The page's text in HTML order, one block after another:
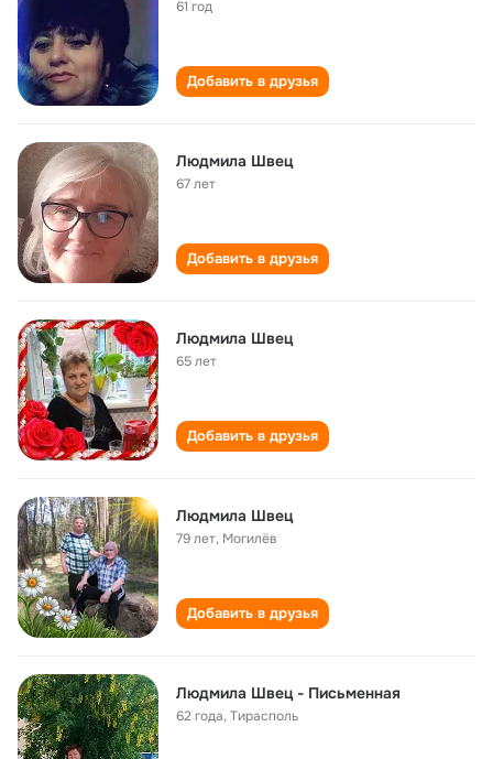
61 год
Добавить в друзья
Людмила Швец
67 лет
Добавить в друзья
Людмила Швец
65 лет
Добавить в друзья
Людмила Швец
79 лет, Могилёв
Добавить в друзья
Людмила Швец - Письменная
62 года,Тирасполь